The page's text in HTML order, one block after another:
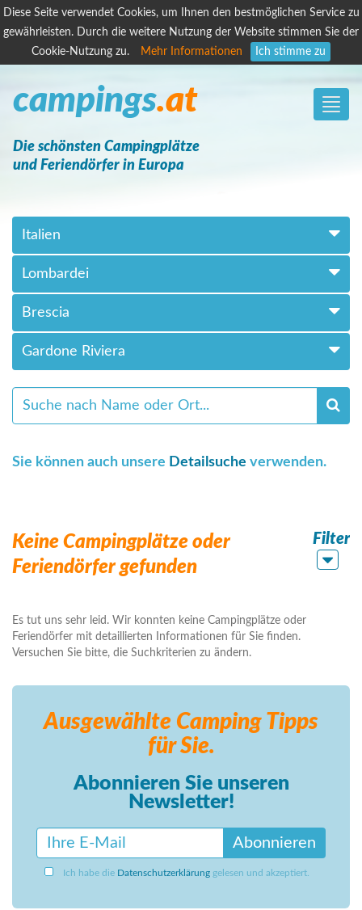
Diese Seite verwendet Cookies, um Ihnen den bestmöglichen Service zu
gewährleisten. Durch die weitere Nutzung der Website stimmen Sie der
Cookie-Nutzung zu.
Mehr Informationen Ich stimme zu
Toggle
campings.at
Die schönsten Campingplätze
und Feriendörfer in Europa
Italien
Lombardei
Brescia
Gardone Riviera
Sie können auch unsere Detailsuche verwenden.
Keine Campingplätze oder
Feriendörfer gefunden
Filter
Es tut uns sehr leid. Wir konnten keine Campingplätze oder
Feriendörfer mit detaillierten Informationen für Sie finden.
Versuchen Sie bitte, die Suchkriterien zu ändern.
Ausgewählte Camping Tipps
für Sie.
Abonnieren Sie unseren
Newsletter!
Abonnieren
Ich habe die Datenschutzerklärung gelesen und akzeptiert.